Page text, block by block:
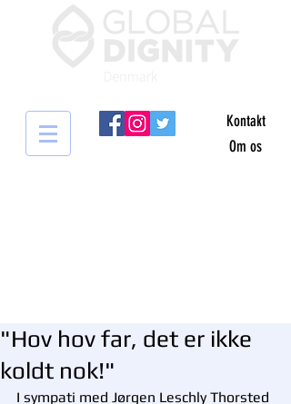
Kontakt
Om os
"Hov hov far, det er ikke
koldt nok!"
I sympati med Jørgen Leschly Thorsted